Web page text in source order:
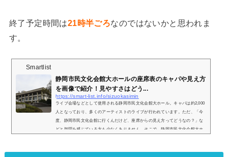
終了予定時間は21時半ごろなのではないかと思われま
す。
Smartlist
静岡市民文化会館大ホールの座席表のキャパや見え方
を画像で紹介！見やすさはどう...
https://smart-list.info/sizuokasimin
ライブ会場などとして使用される静岡市民文化会館大ホール。キャパは約2,000
人となっており、多くのアーティストのライブが行われています。ただ、「今
度、静岡市民文化会館に行くんだけど、座席からの見え方ってどうなの？」な
どと疑問を感じている方も少なくありません。そこで、静岡市民文化会館大ホ